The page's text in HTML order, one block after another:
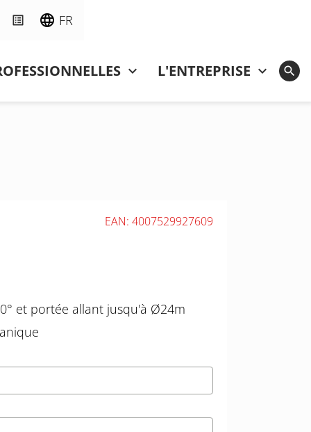
FR
L'ENTREPRISE
EAN: 4007529927609
et portée allant jusqu'à Ø24m